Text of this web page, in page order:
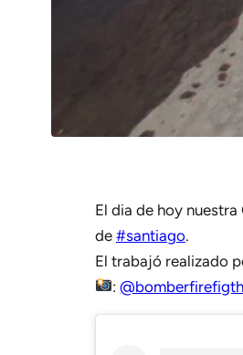
El dia de hoy
de #santiago.
El trabajó realizado
: